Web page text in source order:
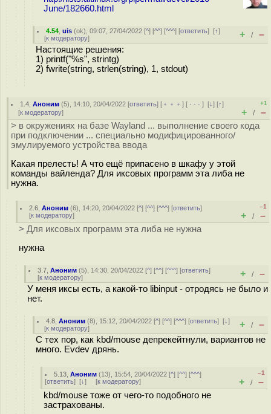
June/182660.html
4.54 ,uis (ok), 09:07, 27/04/2022 [^] [^^] [^^^] [ответить][↑]
[к модератору] + / –
Настоящие решения:
1) printf("%s", strintg)
2) fwrite(string, strlen(string), 1, stdout)
1.4 ,Аноним (5), 14:10, 20/04/2022 [ответить] [ ﹢﹢﹢] [ · · ·][↓] [↑]
[к модератору]
+1
+ / –
> в окружениях на базе Wayland ... выполнение своего кода
при подключении ... специально модифицированного/
эмулируемого устройства ввода
Какая прелесть! А что ещё припасено в шкафу у этой
команды вайленда? Для иксовых программ эта либа не
нужна.
2.6 ,Аноним (6), 14:20, 20/04/2022 [^] [^^] [^^^] [ответить]
[к модератору]
–1
+ / –
> Для иксовых программ эта либа не нужна
нужна
3.7 ,Аноним (5), 14:30, 20/04/2022 [^] [^^] [^^^] [ответить]
[к модератору] + / –
У меня иксы есть, а какой-то libinput - отродясь не было и
нет.
4.8 ,Аноним (8), 15:12, 20/04/2022 [^] [^^] [^^^] [ответить][↓]
[к модератору] + / –
С тех пор, как kbd/mouse депрекейтнули, вариантов не
много. Evdev дрянь.
5.13 ,Аноним (13), 15:54, 20/04/2022 [^] [^^] [^^^]
[ответить] [↓] [к модератору]
–1
+ / –
kbd/mouse тоже от чего-то подобного не
застрахованы.